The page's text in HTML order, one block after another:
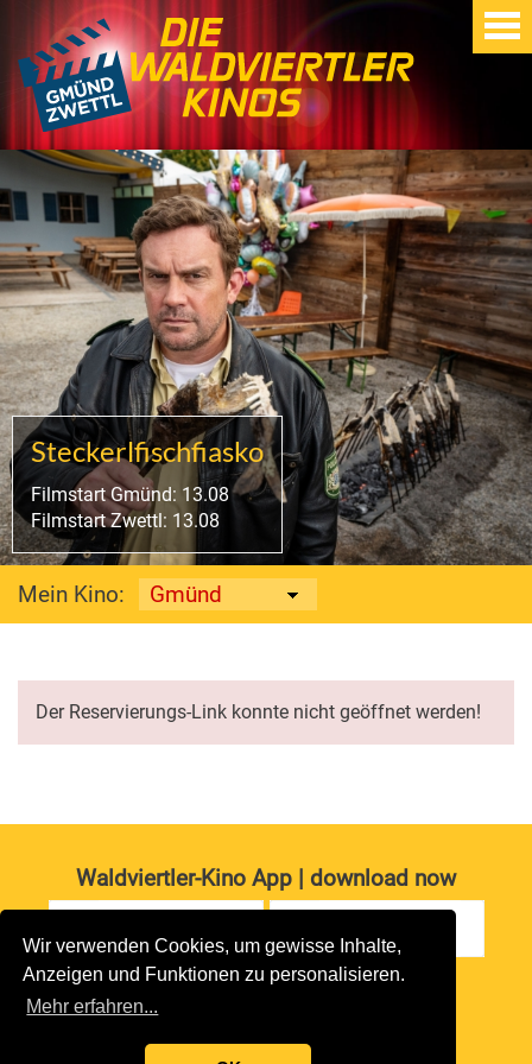
Wir verwenden Cookies, um gewisse Inhalte,
Anzeigen und Funktionen zu personalisieren.
Mehr erfahren...
Steckerlfischfiasko
Filmstart Gmünd: 13.08
Filmstart Zwettl: 13.08
Mein Kino:
Der Reservierungs-Link konnte nicht geöffnet werden!
Waldviertler-Kino App | download now
copyright 2026 waldviertler-kinos